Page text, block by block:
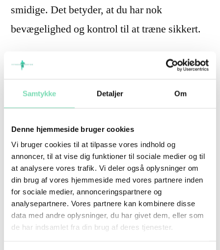
Samtykke Detaljer Om
Denne hjemmeside bruger cookies
Vi bruger cookies til at tilpasse vores indhold og
annoncer, til at vise dig funktioner til sociale medier og til
at analysere vores trafik. Vi deler også oplysninger om
din brug af vores hjemmeside med vores partnere inden
for sociale medier, annonceringspartnere og
analysepartnere. Vores partnere kan kombinere disse
data med andre oplysninger, du har givet dem, eller som
de har indsamlet fra din brug af deres tjenester.
smidige. Det betyder, at du har nok
bevægelighed og kontrol til at træne sikkert.
Stive hofter, stramme skuldre eller en ryg, der
Så begynder kroppen ofte at kompensere, og
Mobilitetstræning kan være enkel:
Rolige hofteåbnere før bentræning
Skulderbevægelser før pres og træk
Let rotation for ryggen